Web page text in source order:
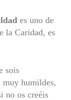
es uno de
la Caridad, es
sois
muy humildes,
no os creéis